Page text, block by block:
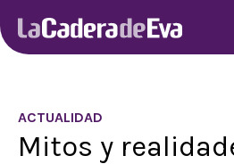
ACTUALIDAD
Mitos y